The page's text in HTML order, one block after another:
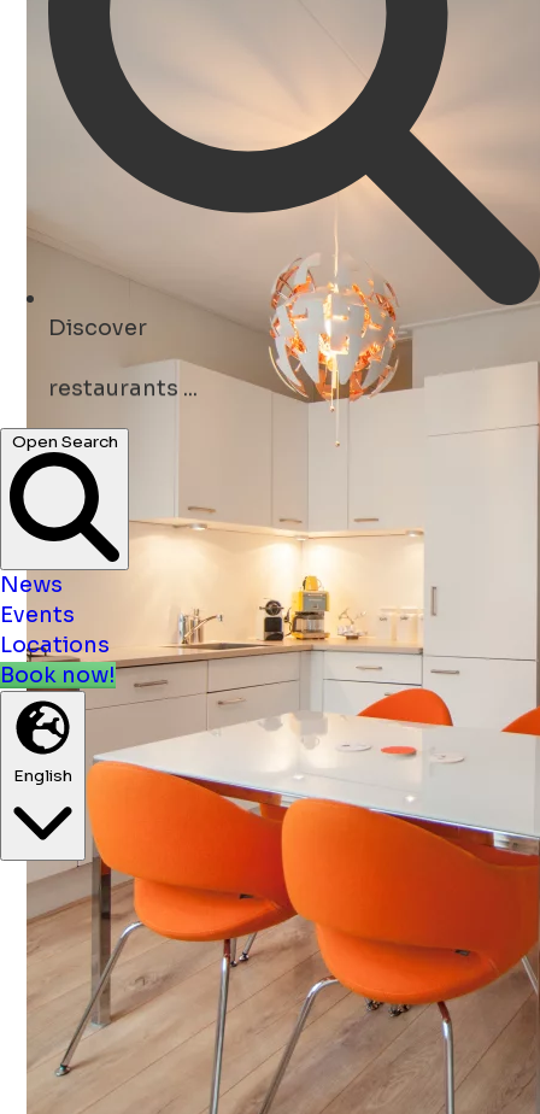
Discover
restaurants ...
monuments ...
Open Search
News
Events
Locations
Book now!
English